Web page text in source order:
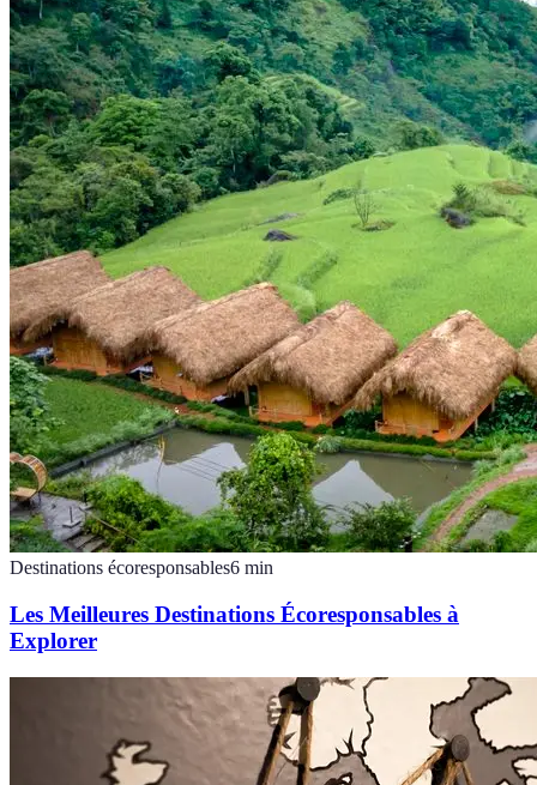
Destinations écoresponsables6 min
Les Meilleures Destinations Écoresponsables à
Explorer